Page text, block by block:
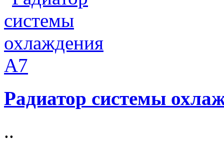
Радиатор системы
..